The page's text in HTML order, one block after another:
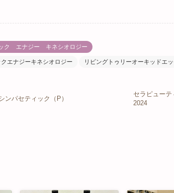
ク エナジー キネシオロジー
エナジーキネシオロジー リビングトゥリーオーキッドエ
パセティック（P）
セラピュー
2024